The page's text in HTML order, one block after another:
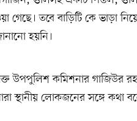
তবে বাড়িটি কে ভাড়া
হয়নি।
উপপুলিশ কমিশনার গাজিউর
লোকজনের সঙ্গে কথা